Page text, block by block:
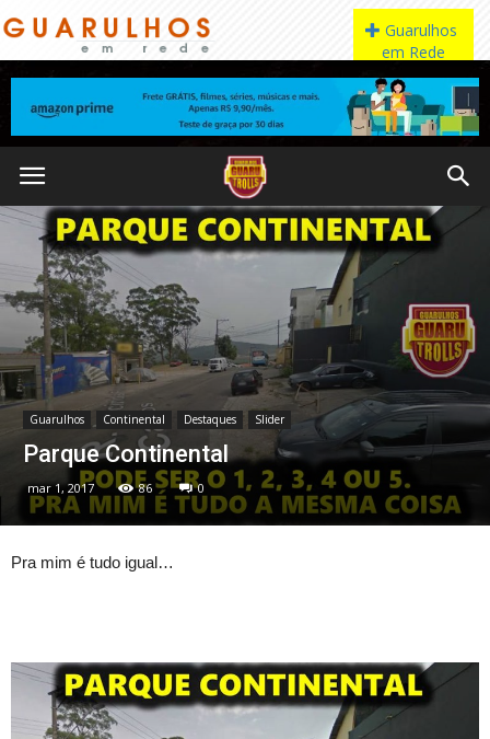
Guarulhos Continental Destaques Slider
Parque Continental
mar 1, 2017 86 0
Pra mim é tudo igual…